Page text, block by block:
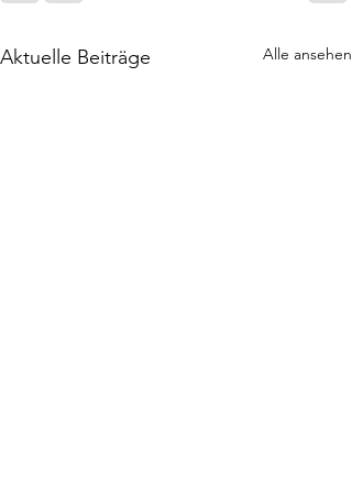
Aktuelle Beiträge Alle ansehen